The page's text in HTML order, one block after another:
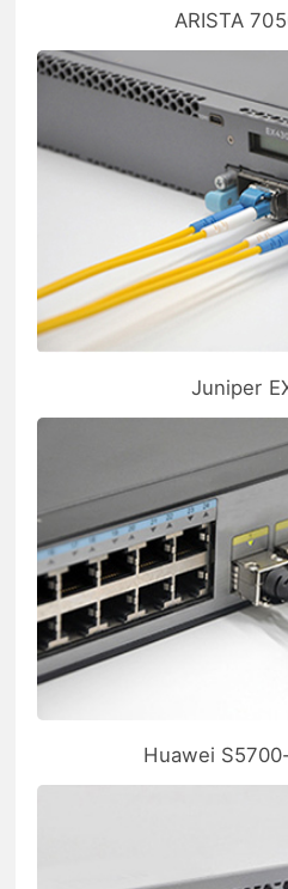
ARISTA
Juniper
Huawei